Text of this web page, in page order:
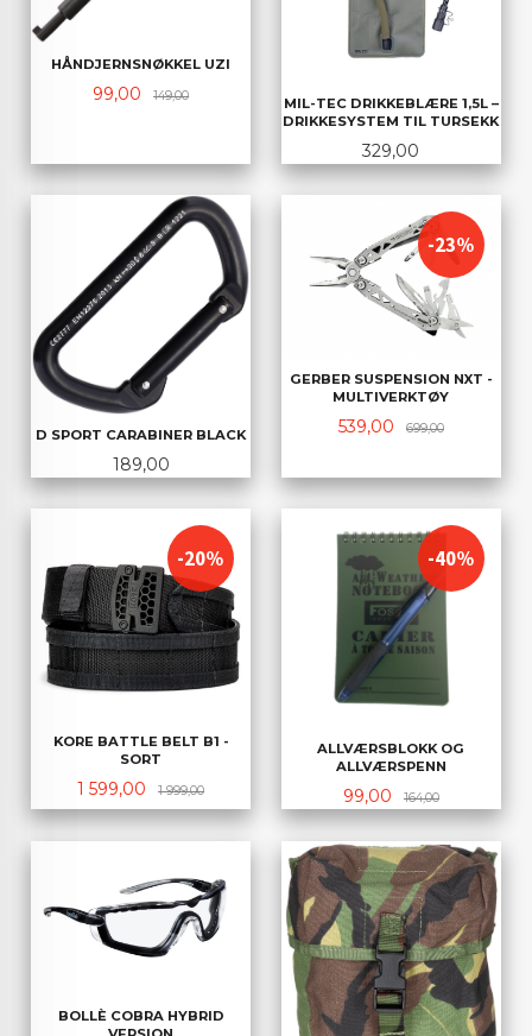
HÅNDJERNSNØKKEL UZI
Tilbud
99,00 149,00Rabatt
MIL-TEC DRIKKEBLÆRE 1,5L –
DRIKKESYSTEM TIL TURSEKK
Pris
329,00
D SPORT CARABINER BLACK
Pris
189,00
GERBER SUSPENSION NXT -
MULTIVERKTØY
Tilbud
539,00 699,00Rabatt
-23%
KORE BATTLE BELT B1 -
SORT
Tilbud
1 599,00 1 999,00Rabatt
-20%
ALLVÆRSBLOKK OG
ALLVÆRSPENN
Tilbud
99,00 164,00Rabatt
-40%
BOLLÈ COBRA HYBRID